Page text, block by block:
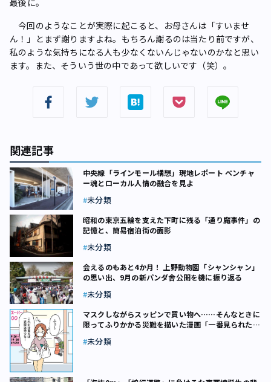
今回のようなことが実際に起こると、お母さんは「すいませ
ん！」とまず謝りますよね。もちろん謝るのは当たり前ですが、
私のような気持ちになる人も少なくないんじゃないのかなと思い
ます。また、そういう世の中であって欲しいです（笑）。
関連記事
中央線「ラインモール構想」現地レポート ベンチャ
ー魂とローカル人情の融合を見よ
未分類
昭和の東京五輪を支えた下町に残る「通り魔事件」の
記憶と、簡易宿泊街の面影
未分類
会えるのもあと4か月！ 上野動物園「シャンシャン」
の思い出、9月の新パンダ舎公開を機に振り返る
未分類
マスクしながらスッピンで買い物へ……そんなときに
限ってふりかかる災難を描いた漫画「一番見られたく
未分類